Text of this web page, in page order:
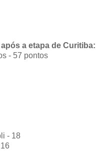
a etapa de Curitiba:
- 57 pontos
- 18